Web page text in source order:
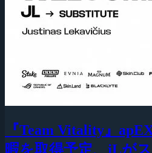
『Team Vitality』
暇を取得予定、jLが